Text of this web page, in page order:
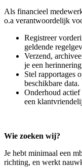
Als financieel
o.a verantwoordelijk
Registreer
geldende
Verzend,
je een
Stel rapportages
beschikbare data.
Onderhoud actief
een
Wie zoeken wij?
Je hebt minimaal een
richting, en werkt